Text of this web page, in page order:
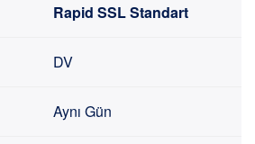
Rapid SSL Standart
DV
Aynı Gün